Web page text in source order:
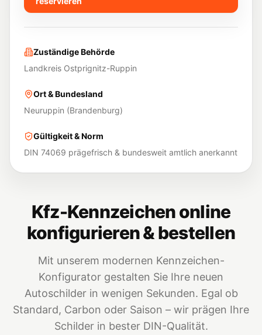
Zuständige Behörde
Landkreis Ostprignitz-Ruppin
Ort & Bundesland
Neuruppin (Brandenburg)
Gültigkeit & Norm
DIN 74069 prägefrisch & bundesweit amtlich anerkannt
Kfz-Kennzeichen online
konfigurieren & bestellen
Mit unserem modernen Kennzeichen-
Konfigurator gestalten Sie Ihre neuen
Autoschilder in wenigen Sekunden. Egal ob
Standard, Carbon oder Saison – wir prägen Ihre
Schilder in bester DIN-Qualität.